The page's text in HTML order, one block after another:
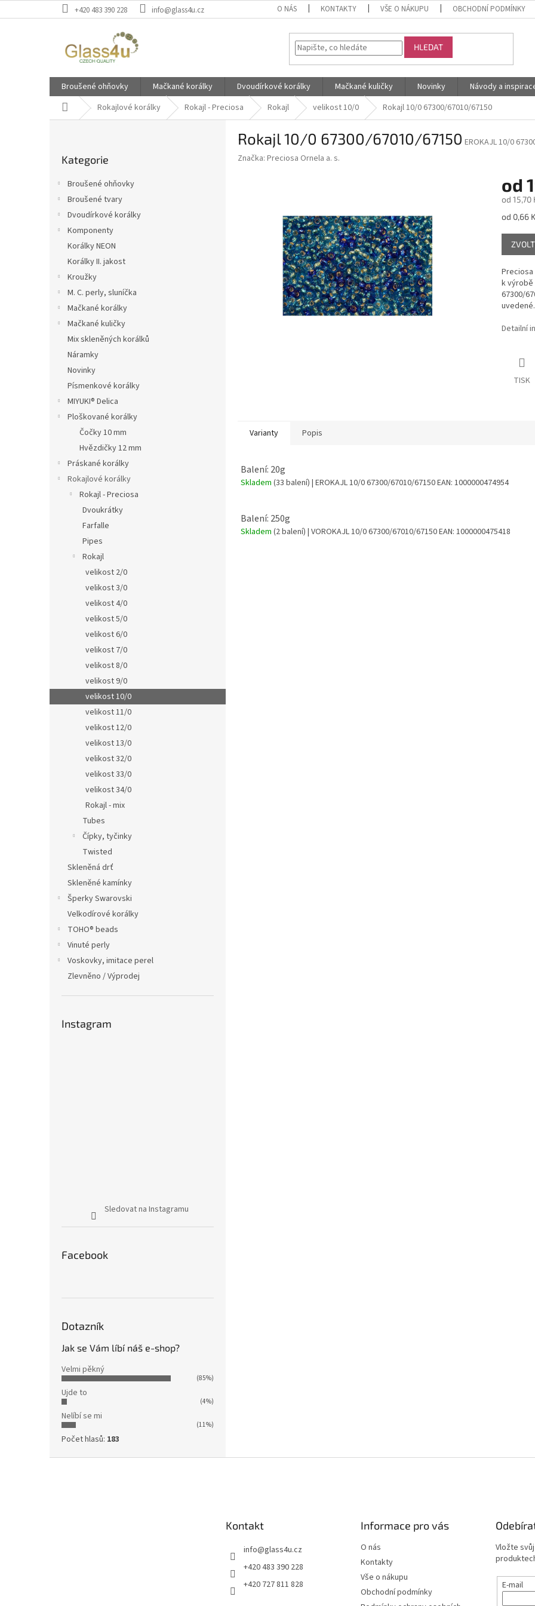
na
+420 483 390 228 info@glass4u.cz O NÁS KONTAKTY VŠE O NÁKUPU OBCHODNÍ PODMÍNKY
HLEDAT
Broušené ohňovky Mačkané korálky Dvoudírkové korálky Mačkané kuličky Novinky Návody a
Domů Rokajlové korálky Rokajl - Preciosa Rokajl velikost 10/0 Rokajl 10/0 67300/67010/67150
kategorie
Kategorie
Broušené ohňovky
Broušené tvary
Dvoudírkové korálky
Komponenty
Korálky NEON
Korálky II. jakost
Kroužky
M. C. perly, sluníčka
Mačkané korálky
Mačkané kuličky
Mix skleněných korálků
Náramky
Novinky
Písmenkové korálky
MIYUKI® Delica
Ploškované korálky
Čočky 10 mm
Hvězdičky 12 mm
Práskané korálky
Rokajlové korálky
Rokajl - Preciosa
Dvoukrátky
Farfalle
Pipes
Rokajl
velikost 2/0
velikost 3/0
velikost 4/0
velikost 5/0
velikost 6/0
velikost 7/0
velikost 8/0
velikost 9/0
velikost 10/0
velikost 11/0
velikost 12/0
velikost 13/0
velikost 32/0
velikost 33/0
velikost 34/0
Rokajl - mix
Tubes
Čípky, tyčinky
Twisted
Skleněná drť
Skleněné kamínky
Šperky Swarovski
Velkodírové korálky
TOHO® beads
Vinuté perly
Voskovky, imitace perel
Zlevněno / Výprodej
Instagram
Sledovat na Instagramu
Facebook
Dotazník
Jak se Vám líbí náš e-shop?
Velmi pěkný
(85%)
Ujde to
(4%)
Nelíbí se mi
(11%)
Počet hlasů: 183
Rokajl 10/0 67300/67010/67150 EROKAJL 10/0
Značka: Preciosa Ornela a. s.
od
od 15,70
Měrná
od 0,66
k výrobě
67300/
uvedené.
Detailní
TISK
Varianty Popis
Balení: 20g
Skladem (33 balení) | EROKAJL 10/0 67300/67010/67150EAN: 1000000474954
Balení: 250g
Skladem (2 balení) | VOROKAJL 10/0 67300/67010/67150EAN: 1000000475418
Kontakt
info@glass4u.cz
+420 483 390 228
+420 727 811 828
Informace pro vás
O nás
Kontakty
Vše o nákupu
Obchodní podmínky
Vložte
E-mail